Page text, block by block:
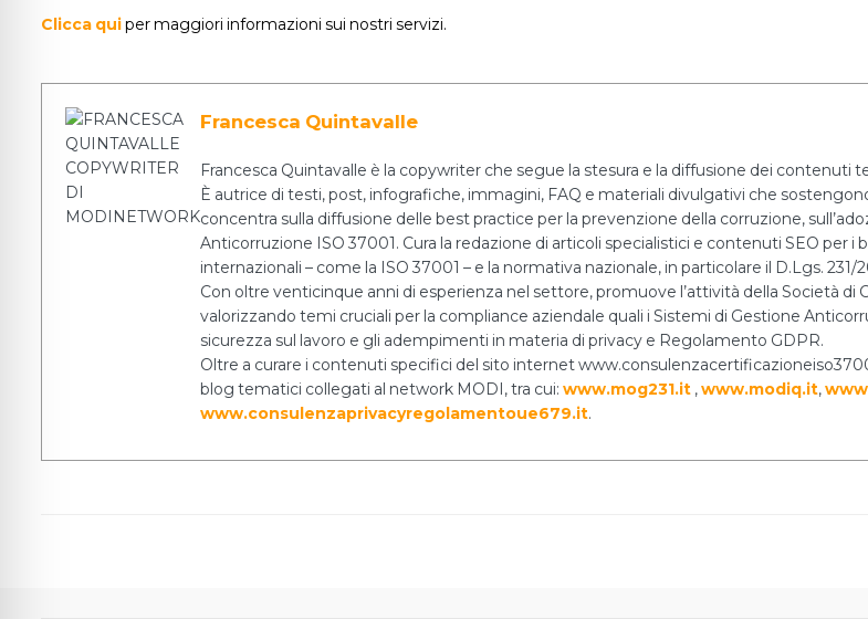
Clicca quiper maggiori informazioni sui nostri servizi.
Francesca Quintavalle
Francesca Quintavalle è la copywriter che segue la stesura e la diffusione dei contenuti
È autrice di testi, post, infografiche, immagini, FAQ e materiali divulgativi che
concentra sulla diffusione delle best practice per la prevenzione della corruzione,
Anticorruzione ISO 37001. Cura la redazione di articoli specialistici e contenuti SEO per
internazionali – come la ISO 37001 – e la normativa nazionale, in particolare il D.Lgs. 231/
Con oltre venticinque anni di esperienza nel settore, promuove l’attività della Società
valorizzando temi cruciali per la compliance aziendale quali i Sistemi di Gestione
sicurezza sul lavoro e gli adempimenti in materia di privacy e Regolamento GDPR.
Oltre a curare i contenuti specifici del sito internet
blog tematici collegati al network MODI, tra cui: www.mog231.it ,www.modiq.it,
www.consulenzaprivacyregolamentoue679.it.